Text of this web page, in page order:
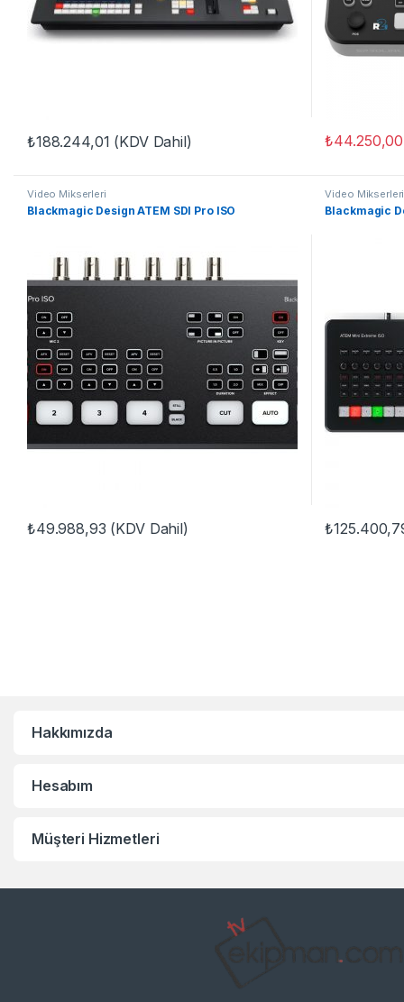
₺188.244,01 (KDV Dahil) ₺44.250,00
Video Mikserleri
Blackmagic Design ATEM SDI Pro ISO
₺49.988,93 (KDV Dahil)
Video Mikserleri
Blackmagic
₺
Hakkımızda
Hesabım
Müşteri Hizmetleri